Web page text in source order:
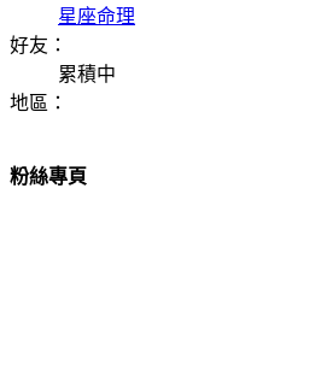
星座命理
好友：
累積中
地區：
粉絲專頁